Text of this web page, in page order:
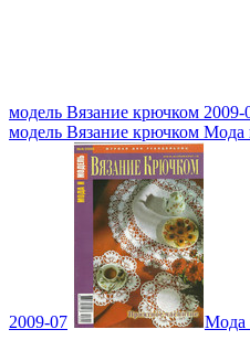
модель Вязание крючком 2009-
модель Вязание крючком
2009-07 Мода